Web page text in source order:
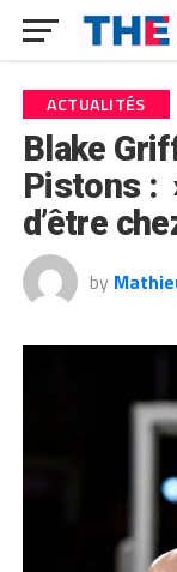
ACTUALITÉS
Blake
Pistons :
d’être
by